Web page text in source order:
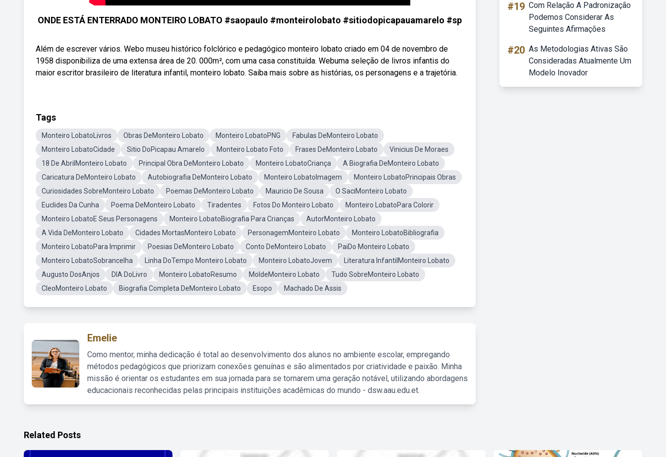
ONDE ESTÁ ENTERRADO MONTEIRO LOBATO #saopaulo #monteirolobato #sitiodopicapauamarelo #sp
Além de escrever vários. Webo museu histórico folclórico e pedagógico monteiro lobato criado em 04 de novembro de
1958 disponibiliza de uma extensa área de 20. 000m², com uma casa constituída. Webuma seleção de livros infantis do
maior escritor brasileiro de literatura infantil, monteiro lobato. Saiba mais sobre as histórias, os personagens e a trajetória.
Tags
Monteiro LobatoLivros Obras DeMonteiro Lobato Monteiro LobatoPNG
Fabulas DeMonteiro Lobato
Monteiro LobatoCidade
Sitio DoPicapau Amarelo Monteiro Lobato Foto Frases DeMonteiro Lobato
Vinicius De Moraes
18 De AbrilMonteiro Lobato
Principal Obra DeMonteiro Lobato Monteiro LobatoCriança
A Biografia DeMonteiro Lobato
Caricatura DeMonteiro Lobato
Autobiografia DeMonteiro Lobato Monteiro LobatoImagem
Monteiro LobatoPrincipais Obras
Curiosidades SobreMonteiro Lobato
Poemas DeMonteiro Lobato Mauricio De Sousa
O SaciMonteiro Lobato
Euclides Da Cunha
Poema DeMonteiro Lobato Tiradentes Fotos Do Monteiro Lobato
Monteiro LobatoPara Colorir
Monteiro LobatoE Seus Personagens
Monteiro LobatoBiografia Para Crianças
AutorMonteiro Lobato
A Vida DeMonteiro Lobato
Cidades MortasMonteiro Lobato PersonagemMonteiro Lobato
Monteiro LobatoBibliografia
Monteiro LobatoPara Imprimir
Poesias DeMonteiro Lobato Conto DeMonteiro Lobato
PaiDo Monteiro Lobato
Monteiro LobatoSobrancelha
Linha DoTempo Monteiro Lobato Monteiro LobatoJovem
Literatura InfantilMonteiro Lobato
Augusto DosAnjos
DIA DoLivro Monteiro LobatoResumo MoldeMonteiro Lobato
Tudo SobreMonteiro Lobato
CleoMonteiro Lobato
Biografia Completa DeMonteiro Lobato Esopo Machado De Assis
Emelie
Como mentor, minha dedicação é total ao desenvolvimento dos alunos no ambiente escolar, empregando
métodos pedagógicos que priorizam conexões genuínas e são alimentados por criatividade e paixão. Minha
missão é orientar os estudantes em sua jornada para se tornarem uma geração notável, utilizando abordagens
educacionais reconhecidas pelas principais instituições acadêmicas do mundo - dsw.aau.edu.et.
#19 Com Relação A Padronização
Podemos Considerar As
Seguintes Afirmações
#20 As Metodologias Ativas São
Consideradas Atualmente Um
Modelo Inovador
Related Posts